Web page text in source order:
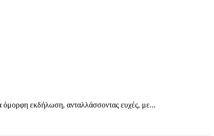
όμορφη εκδήλωση, ανταλλάσσοντας ευχές, με...